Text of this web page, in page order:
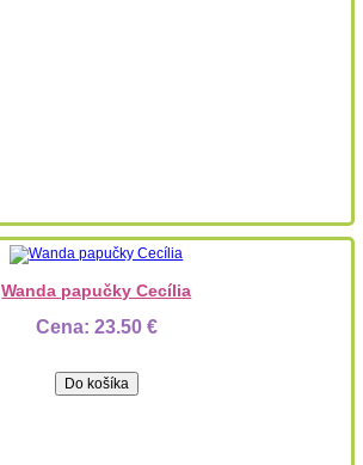
Wanda papučky Cecília
Cena: 23.50 €